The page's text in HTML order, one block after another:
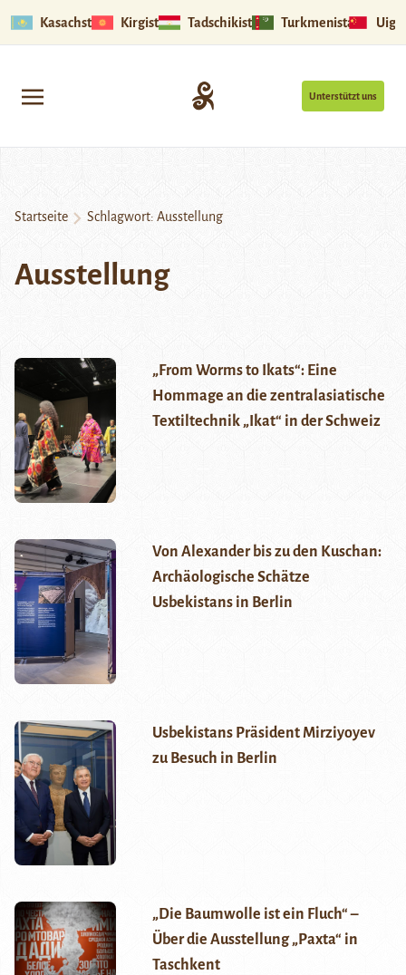
Kasachstan Kirgistan Tadschikistan Turkmenistan
Unterstützt uns
Startseite Schlagwort: Ausstellung
Ausstellung
„From Worms to Ikats“: Eine
Hommage an die zentralasiatische
Textiltechnik „Ikat“ in der Schweiz
Von Alexander bis zu den Kuschan:
Archäologische Schätze
Usbekistans in Berlin
Usbekistans Präsident Mirziyoyev
zu Besuch in Berlin
„Die Baumwolle ist ein Fluch“ –
Über die Ausstellung „Paxta“ in
Taschkent